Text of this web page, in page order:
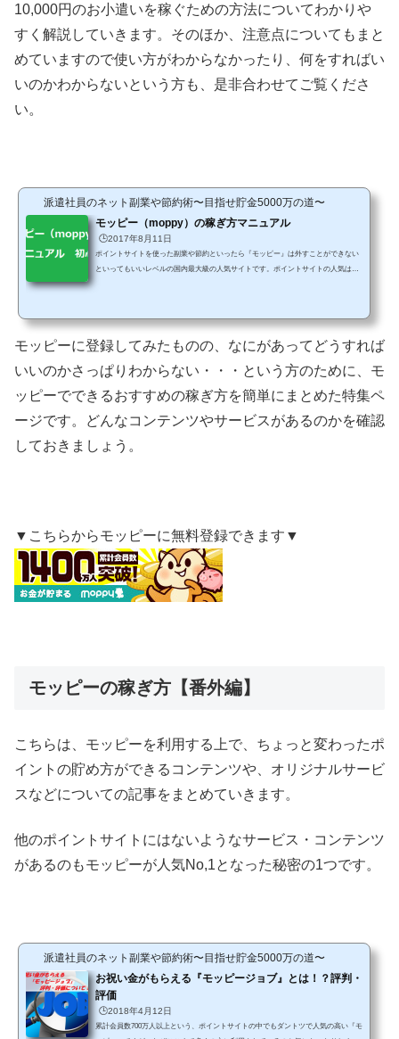
10,000円のお小遣いを稼ぐための方法についてわかりや
すく解説していきます。そのほか、注意点についてもまと
めていますので使い方がわからなかったり、何をすればい
いのかわからないという方も、是非合わせてご覧くださ
い。
派遣社員のネット副業や節約術〜目指せ貯金5000万の道〜
モッピー（moppy）の稼ぎ方マニュアル
🕒️2017年8月11日
ポイントサイトを使った副業や節約といったら『モッピー』は外すことができない
といってもいいレベルの国内最大級の人気サイトです。ポイントサイトの人気はや
す。そこで今回は、モッピー（moppy）の稼ぎ方マニュアルという内容で、まずは
初換金ができるようにいろいろとまとめてみました。 モ...
モッピーに登録してみたものの、なにがあってどうすれば
いいのかさっぱりわからない・・・という方のために、モ
ッピーでできるおすすめの稼ぎ方を簡単にまとめた特集ペ
ージです。どんなコンテンツやサービスがあるのかを確認
しておきましょう。
▼こちらからモッピーに無料登録できます▼
モッピーの稼ぎ方【番外編】
こちらは、モッピーを利用する上で、ちょっと変わったポ
イントの貯め方ができるコンテンツや、オリジナルサービ
スなどについての記事をまとめていきます。
他のポイントサイトにはないようなサービス・コンテンツ
があるのもモッピーが人気No,1となった秘密の1つです。
派遣社員のネット副業や節約術〜目指せ貯金5000万の道〜
お祝い金がもらえる『モッピージョブ』とは！？評判・
評価
🕒️2018年4月12日
累計会員数700万人以上という、ポイントサイトの中でもダントツで人気の高い『モ